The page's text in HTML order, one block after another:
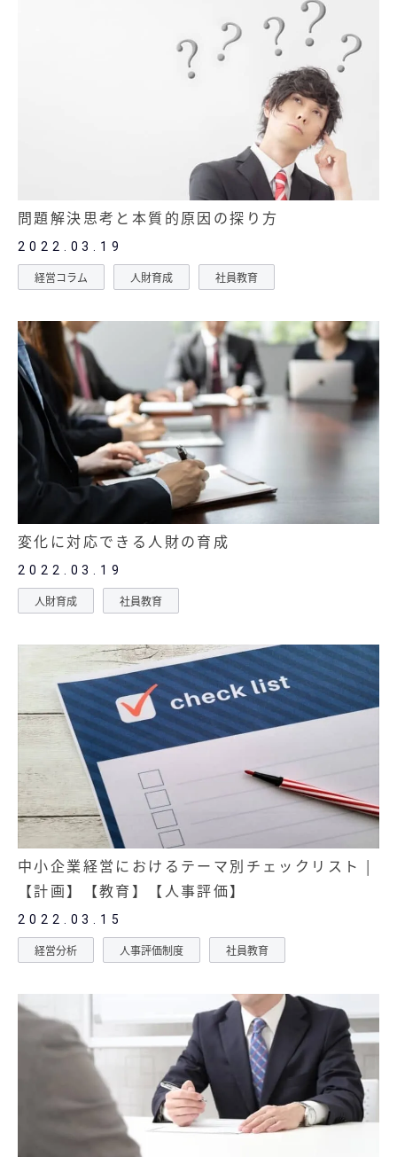
記事
無料お役立ち資料
経営セミナー
問題解決思考と本質的原因の探り方
2022.03.19
経営コラム 人財育成 社員教育
変化に対応できる人財の育成
2022.03.19
人財育成 社員教育
中小企業経営におけるテーマ別チェックリスト |
【計画】【教育】【人事評価】
2022.03.15
経営分析 人事評価制度 社員教育